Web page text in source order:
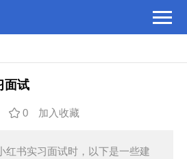
面试
0 加入收藏
红书实习面试时，以下是一些建